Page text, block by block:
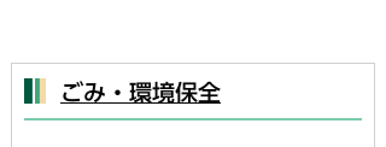
ごみ・環境保全